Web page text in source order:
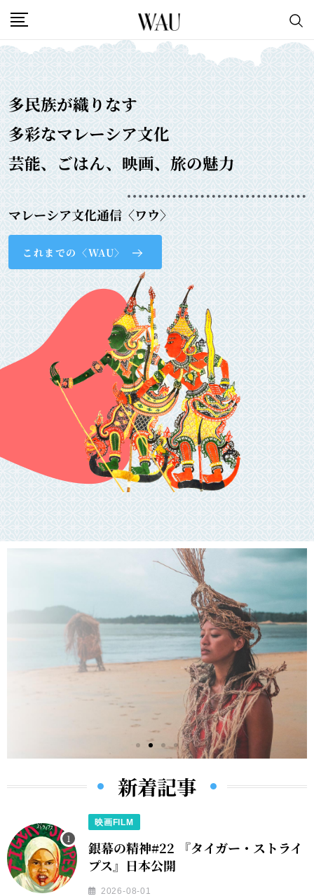
多民族が織りなす
多彩なマレーシア文化
芸能、ごはん、映画、旅の魅力
マレーシア文化通信〈ワウ〉
これまでの〈WAU〉
Film
人気のホラーコメディから
国際映画祭で注目の映画まで
多民族社会、時代を映し出す鏡
映画
新着記事
映画FILM
銀幕の精神#22 『タイガー・ストライ
プス』日本公開
2026-08-01